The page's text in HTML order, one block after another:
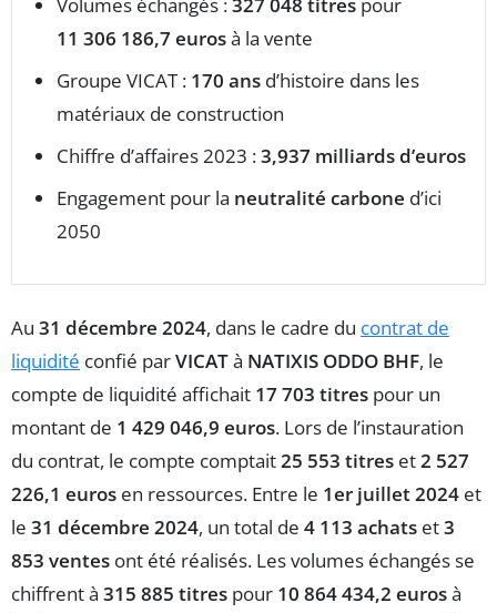
Volumes échangés :327 048 titres pour
11 306 186,7 eurosà la vente
Groupe VICAT : 170 ans d’histoire dans les
matériaux de construction
Chiffre d’affaires 2023 :3,937 milliards d’euros
Engagement pour la neutralité carbone d’ici
2050
Au 31 décembre 2024, dans le cadre du contrat de
liquidité confié parVICATà NATIXIS ODDO BHF, le
compte de liquidité affichait 17 703 titres pour un
montant de 1 429 046,9 euros. Lors de l’instauration
du contrat, le compte comptait25 553 titres et2 527
226,1 euros en ressources. Entre le 1er juillet 2024 et
le 31 décembre 2024, un total de 4 113 achats et3
853 ventes ont été réalisés. Les volumes échangés se
chiffrent à 315 885 titres pour 10 864 434,2 eurosà